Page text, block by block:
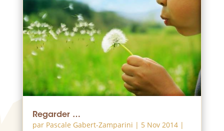
Regarder …
par Pascale Gabert-Zamparini | 5 Nov 2014|